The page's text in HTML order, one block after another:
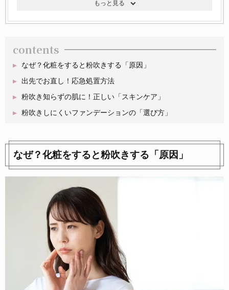
contents
なぜ？化粧をすると粉吹きする「原因」
出先でお直し！応急処置方法
粉吹き知らずの肌に！正しい「スキンケア」
粉吹きしにくいファンデーションの「選び方」
なぜ？化粧をすると粉吹きする「原因」